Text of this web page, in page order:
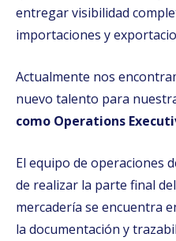
entregar visibilidad
importaciones y
Actualmente nos
nuevo talento para
como Operations
El equipo de operaciones
de realizar la parte final
mercadería se encuentra
la documentación y